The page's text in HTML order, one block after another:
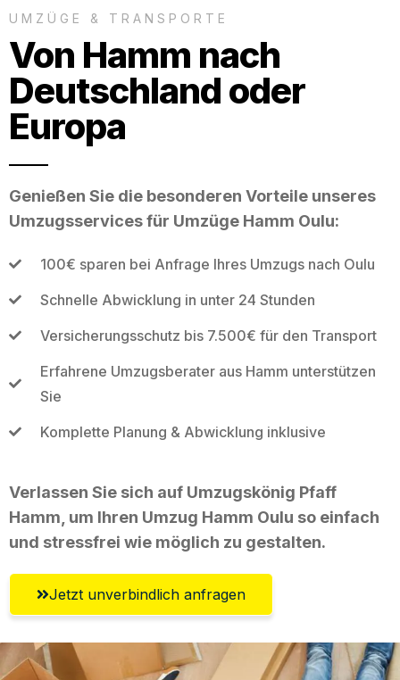
UMZÜGE & TRANSPORTE
Von Hamm nach
Deutschland oder
Europa
Genießen Sie die besonderen Vorteile unseres
Umzugsservices für Umzüge Hamm Oulu:
100€ sparen bei Anfrage Ihres Umzugs nach Oulu
Schnelle Abwicklung in unter 24 Stunden
Versicherungsschutz bis 7.500€ für den Transport
Erfahrene Umzugsberater aus Hamm unterstützen
Sie
Komplette Planung & Abwicklung inklusive
Verlassen Sie sich auf Umzugskönig Pfaff
Hamm, um Ihren Umzug Hamm Oulu so einfach
und stressfrei wie möglich zu gestalten.
Jetzt unverbindlich anfragen